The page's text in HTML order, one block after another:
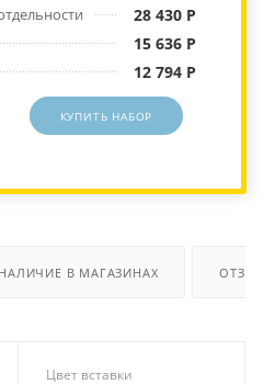
28 430 Р
15 636 Р
12 794 Р
КУПИТЬ НАБОР
НАЛИЧИЕ В МАГАЗИНАХ
Цвет вставки